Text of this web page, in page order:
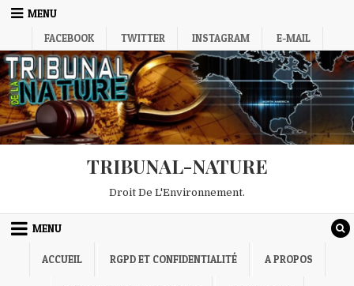
Skip
MENU
FACEBOOK
TWITTER INSTAGRAM E-MAIL
TRIBUNAL-NATURE
Droit De L'Environnement.
MENU
ACCUEIL RGPD ET CONFIDENTIALITÉ A PROPOS